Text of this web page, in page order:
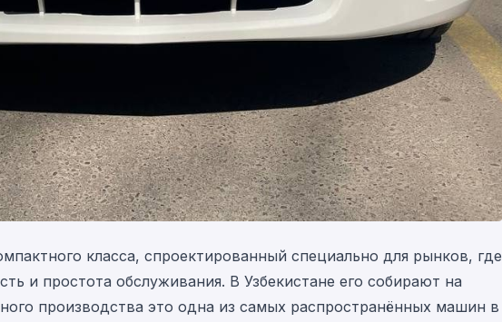
класса, спроектированный специально для рынков, где
и простота обслуживания. В Узбекистане его собирают на
производства это одна из самых распространённых машин в